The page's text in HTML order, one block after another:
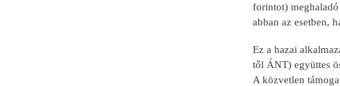
forintot)
abban az esetben,
Ez a hazai
től ÁNT) együttes
A közvetlen